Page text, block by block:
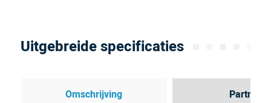
Uitgebreide specificaties
Omschrijving Partner